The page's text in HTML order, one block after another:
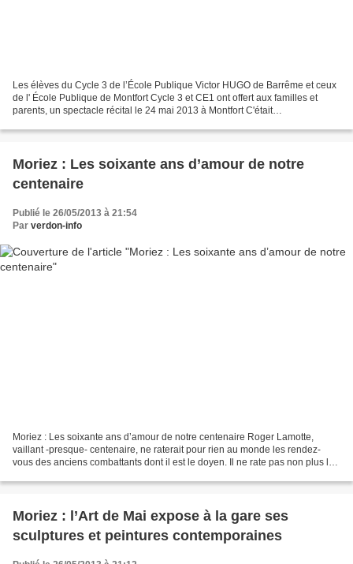
Les élèves du Cycle 3 de l’École Publique Victor HUGO de Barrême et ceux
de l' École Publique de Montfort Cycle 3 et CE1 ont offert aux familles et
parents, un spectacle récital le 24 mai 2013 à Montfort C'était
Moriez : Les soixante ans d’amour de notre
centenaire
Publié le 26/05/2013 à 21:54
Par verdon-info
Moriez : Les soixante ans d’amour de notre centenaire Roger Lamotte,
vaillant -presque- centenaire, ne raterait pour rien au monde les rendez-
vous des anciens combattants dont il est le doyen. Il ne rate pas non plus les
Moriez : l’Art de Mai expose à la gare ses
sculptures et peintures contemporaines